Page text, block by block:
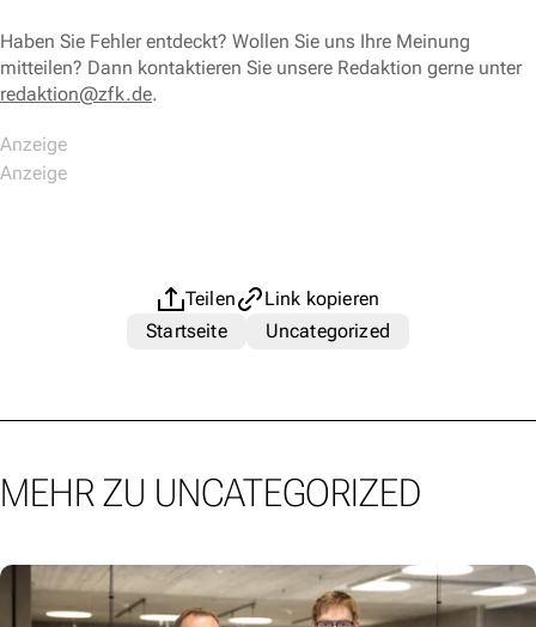
Haben Sie Fehler entdeckt? Wollen Sie uns Ihre Meinung
mitteilen? Dann kontaktieren Sie unsere Redaktion gerne unter
redaktion@zfk.de.
Teilen
Link kopieren
Startseite
Uncategorized
MEHR ZU UNCATEGORIZED